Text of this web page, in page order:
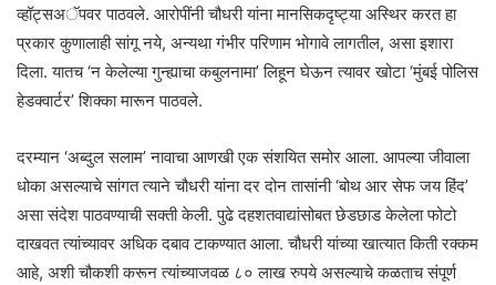
व्हॉट्सअॅपवर पाठवले. आरोपींनी चौधरी यांना मानसिकदृष्ट्या अस्थिर करत हा
प्रकार कुणालाही सांगू नये, अन्यथा गंभीर परिणाम भोगावे लागतील, असा इशारा
दिला. यातच ‘न केलेल्या गुन्ह्याचा कबुलनामा’ लिहून घेऊन त्यावर खोटा ‘मुंबई पोलिस
हेडक्वार्टर’ शिक्का मारून पाठवले.
दरम्यान ‘अब्दुल सलाम’ नावाचा आणखी एक संशयित समोर आला. आपल्या जीवाला
धोका असल्याचे सांगत त्याने चौधरी यांना दर दोन तासांनी ‘बोथ आर सेफ जय हिंद’
असा संदेश पाठवण्याची सक्ती केली. पुढे दहशतवाद्यांसोबत छेडछाड केलेला फोटो
दाखवत त्यांच्यावर अधिक दबाव टाकण्यात आला. चौधरी यांच्या खात्यात किती रक्कम
आहे, अशी चौकशी करून त्यांच्याजवळ ८० लाख रुपये असल्याचे कळताच संपूर्ण